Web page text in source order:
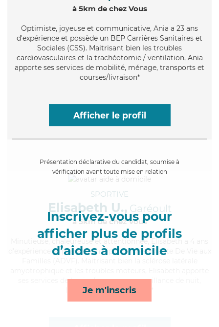
à 5km de chez Vous
Optimiste, joyeuse et communicative, Ania a 23 ans
d'expérience et possède un BEP Carrières Sanitaires et
Sociales (CSS). Maitrisant bien les troubles
cardiovasculaires et la trachéotomie / ventilation, Ania
apporte ses services de mobilité, ménage, transports et
courses/livraison*
Afficher le profil
Présentation déclarative du candidat, soumise à
vérification avant toute mise en relation
Inscrivez-vous pour
afficher plus de profils
d’aides à domicile
Je m'inscris
SPORTIVE
Elisabeth U., Garéoult
à 5km de chez Vous
, chaleureuse et attentionnée, Elisabeth a 4 ans
d'expérience et possède un diplôme d'Assistante De Vie aux
ses services de lessive/repassage, surveillance de nuit,
lever/coucher et activités*